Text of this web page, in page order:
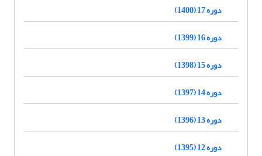
دوره 17 (1400)
دوره 16 (1399)
دوره 15 (1398)
دوره 14 (1397)
دوره 13 (1396)
دوره 12 (1395)